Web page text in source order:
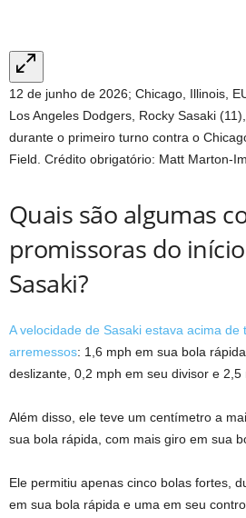
12 de junho de 2026; Chicago, Illinois,
Los Angeles Dodgers, Rocky Sasaki
durante o primeiro turno contra o
Field. Crédito obrigatório: Matt Marton-
Quais são algumas
promissoras do
Sasaki?
A velocidade de Sasaki estava acima de
arremessos: 1,6 mph em sua bola
deslizante, 0,2 mph em seu divisor e 2,5
Além disso, ele teve um centímetro a
sua bola rápida, com mais giro em sua
Ele permitiu apenas cinco bolas fortes,
em sua bola rápida e uma em seu